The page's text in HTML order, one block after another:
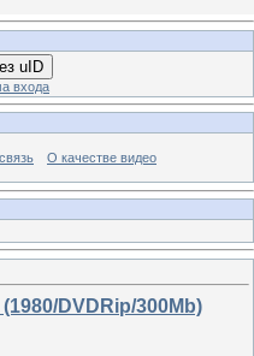
uID
входа
О качестве видео
DVDRip/300Мb)